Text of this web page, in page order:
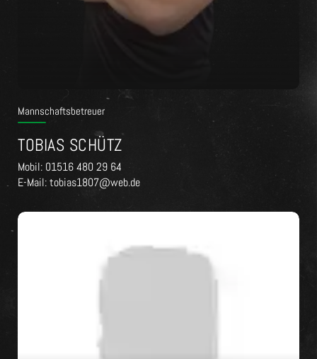
Mannschaftsbetreuer
TOBIAS SCHÜTZ
Mobil: 01516 480 29 64
E-Mail: tobias1807@web.de